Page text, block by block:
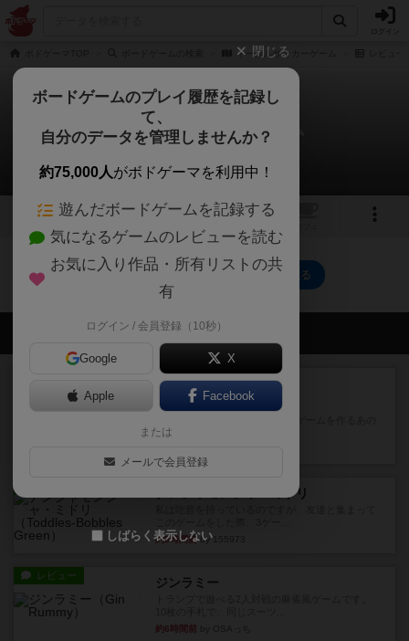
トータルサッカーゲーム
トータルサッカーゲーム
0件のレビュー
1
トータルサッカーゲームのトップに戻る
会員の新しい投稿
フィッシェン
人がデザイン。箱絵からもう...
ナンジャモンジャ・ミドリ
約5時間前by 155973
レビュー ジンラミー
約6時間前
閉じる
ボードゲームのプレイ履歴を記録し
て、
自分のデータを管理しませんか？
約75,000人がボドゲーマを利用中！
遊んだボードゲームを記録する
気になるゲームのレビューを読む
お気に入り作品・所有リストの共
有
ログイン / 会員登録（10秒）
Google X
Apple Facebook
または
メールで会員登録
しばらく表示しない